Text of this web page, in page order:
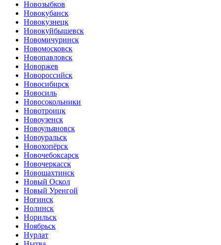
Новозыбков
Новокубанск
Новокузнецк
Новокуйбышевск
Новомичуринск
Новомосковск
Новопавловск
Новоржев
Новороссийск
Новосибирск
Новосиль
Новосокольники
Новотроицк
Новоузенск
Новоульяновск
Новоуральск
Новохопёрск
Новочебоксарск
Новочеркасск
Новошахтинск
Новый Оскол
Новый Уренгой
Ногинск
Нолинск
Норильск
Ноябрьск
Нурлат